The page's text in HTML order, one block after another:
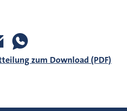
zum Download (PDF)